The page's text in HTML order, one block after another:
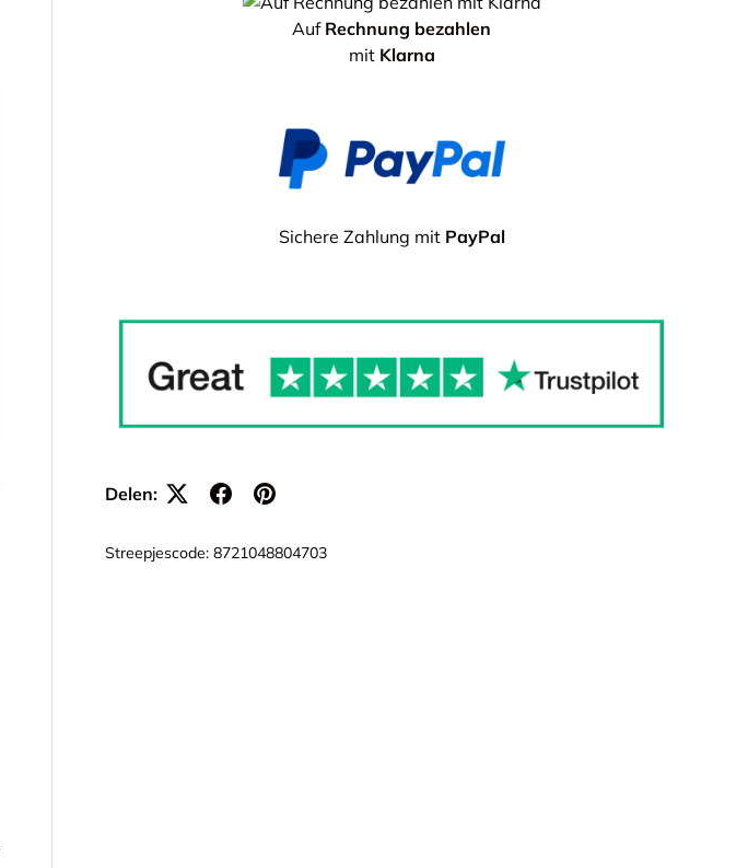
AufRechnung bezahlen
mit Klarna
Sichere Zahlung mit PayPal
Delen:
Streepjescode: 8721048804703